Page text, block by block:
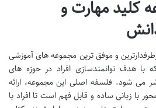
کلید مهارت و
و موفق ترین مجموعه های آموزشی
هدف توانمندسازی افراد در حوزه های
می شود. فلسفه اصلی این مجموعه، ارائه
با زبانی ساده و قابل فهم است تا افراد با